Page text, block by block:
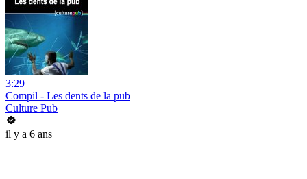
3:29
Compil - Les dents de la pub
Culture Pub
il y a 6 ans